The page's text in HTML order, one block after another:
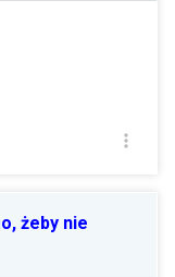
żeby nie